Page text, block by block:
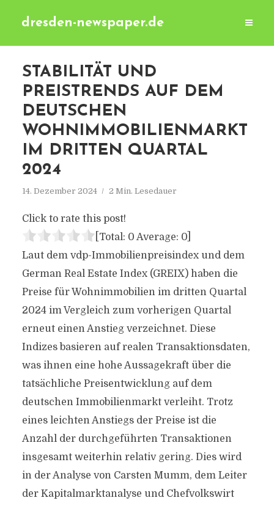
dresden-newspaper.de
STABILITÄT UND
PREISTRENDS AUF DEM
DEUTSCHEN
WOHNIMMOBILIENMARKT
IM DRITTEN QUARTAL
2024
14. Dezember 2024 2 Min. Lesedauer
Click to rate this post!
[Total: 0 Average: 0]
Laut dem vdp-Immobilienpreisindex und dem
German Real Estate Index (GREIX) haben die
Preise für Wohnimmobilien im dritten Quartal
2024 im Vergleich zum vorherigen Quartal
erneut einen Anstieg verzeichnet. Diese
Indizes basieren auf realen Transaktionsdaten,
was ihnen eine hohe Aussagekraft über die
tatsächliche Preisentwicklung auf dem
deutschen Immobilienmarkt verleiht. Trotz
eines leichten Anstiegs der Preise ist die
Anzahl der durchgeführten Transaktionen
insgesamt weiterhin relativ gering. Dies wird
in der Analyse von Carsten Mumm, dem Leiter
der Kapitalmarktanalyse und Chefvolkswirt